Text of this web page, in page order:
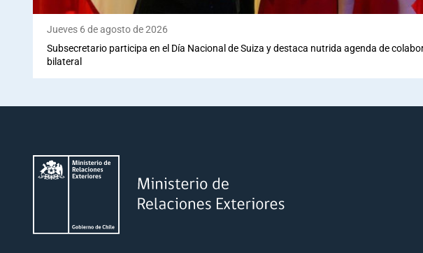
Jueves 6 de agosto de 2026
Subsecretario participa en el Día Nacional de Suiza y destaca nutrida agenda de
bilateral